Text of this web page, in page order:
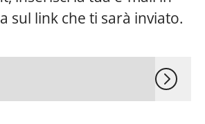
sul link che ti sarà inviato.